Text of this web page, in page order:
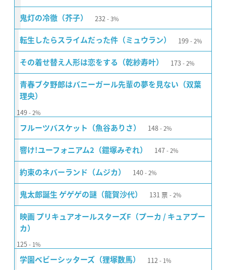
鬼灯の冷徹（芥子） 232 3%
転生したらスライムだった件（ミュウラン） 199 2%
その着せ替え人形は恋をする（乾紗寿叶） 173 2%
青春ブタ野郎はバニーガール先輩の夢を見ない（双葉
理央）
149 2%
フルーツバスケット（魚谷ありさ） 148 2%
響け!ユーフォニアム2（鎧塚みぞれ） 147 2%
約束のネバーランド（ムジカ） 140 2%
鬼太郎誕生 ゲゲゲの謎（龍賀沙代） 131 票 2%
映画 プリキュアオールスターズF（プーカ / キュアプー
カ）
125 1%
学園ベビーシッターズ（狸塚数馬） 112 1%